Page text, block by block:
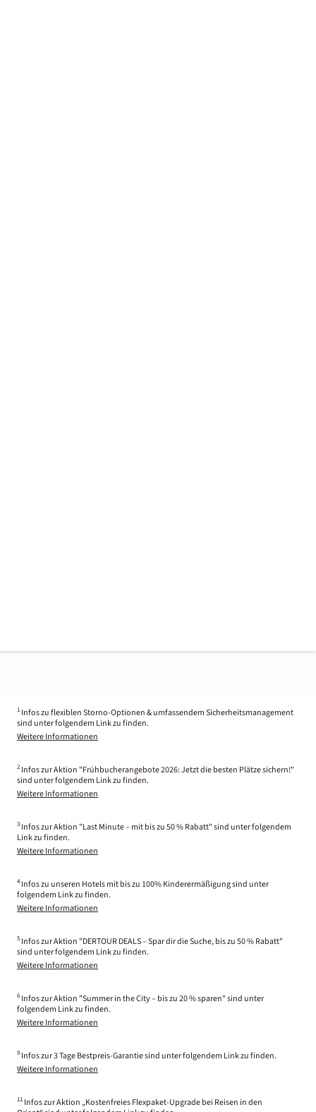
1 Infos zu flexiblen Storno-Optionen & umfassendem Sicherheitsmanagement
sind unter folgendem Link zu finden.
Weitere Informationen
2 Infos zur Aktion "Frühbucherangebote 2026: Jetzt die besten Plätze sichern!"
sind unter folgendem Link zu finden.
Weitere Informationen
3 Infos zur Aktion "Last Minute – mit bis zu 50 % Rabatt" sind unter folgendem
Link zu finden.
Weitere Informationen
4 Infos zu unseren Hotels mit bis zu 100% Kinderermäßigung sind unter
folgendem Link zu finden.
Weitere Informationen
5 Infos zur Aktion "DERTOUR DEALS – Spar dir die Suche, bis zu 50 % Rabatt"
sind unter folgendem Link zu finden.
Weitere Informationen
6 Infos zur Aktion "Summer in the City – bis zu 20 % sparen" sind unter
folgendem Link zu finden.
Weitere Informationen
9 Infos zur 3 Tage Bestpreis-Garantie sind unter folgendem Link zu finden.
Weitere Informationen
11 Infos zur Aktion „Kostenfreies Flexpaket-Upgrade bei Reisen in den